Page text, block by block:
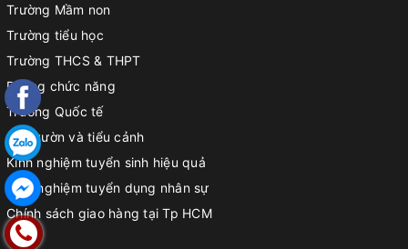
Trường Mầm non
Trường tiểu học
Trường THCS & THPT
Phòng chức năng
Trường Quốc tế
Sân vườn và tiểu cảnh
Kinh nghiệm tuyển sinh hiệu quả
Kinh nghiệm tuyển dụng nhân sự
Chính sách giao hàng tại Tp HCM
Chính sách đổi trả